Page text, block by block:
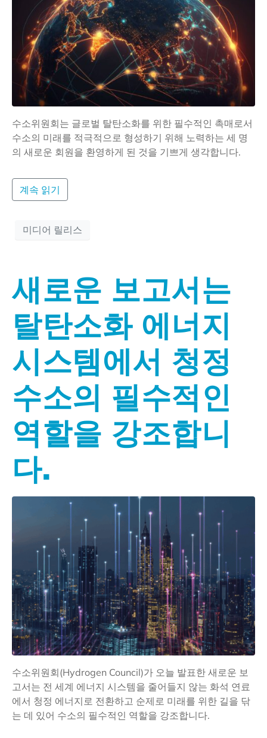
수소위원회는 글로벌 탈탄소화를 위한 필수적인 촉매로서
수소의 미래를 적극적으로 형성하기 위해 노력하는 세 명
의 새로운 회원을 환영하게 된 것을 기쁘게 생각합니다.
계속 읽기
미디어 릴리스
새로운 보고서는
탈탄소화 에너지
시스템에서 청정
수소의 필수적인
역할을 강조합니
다.
수소위원회(Hydrogen Council)가 오늘 발표한 새로운 보
고서는 전 세계 에너지 시스템을 줄어들지 않는 화석 연료
에서 청정 에너지로 전환하고 순제로 미래를 위한 길을 닦
는 데 있어 수소의 필수적인 역할을 강조합니다.